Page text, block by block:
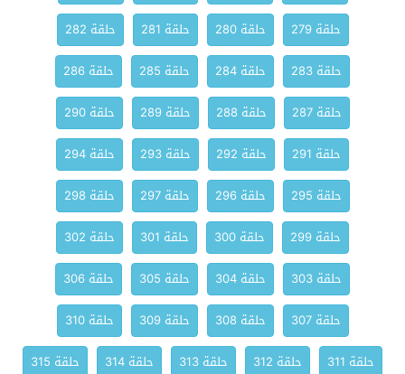
حلقة 279
حلقة 280 حلقة 281
حلقة 282
حلقة 283
حلقة 284 حلقة 285
حلقة 286
حلقة 287
حلقة 288 حلقة 289
حلقة 290
حلقة 291
حلقة 292 حلقة 293
حلقة 294
حلقة 295
حلقة 296 حلقة 297
حلقة 298
حلقة 299
حلقة 300 حلقة 301
حلقة 302
حلقة 303
حلقة 304 حلقة 305
حلقة 306
حلقة 307
حلقة 308 حلقة 309
حلقة 310
حلقة 311
حلقة 312 حلقة 313 حلقة 314
حلقة 315